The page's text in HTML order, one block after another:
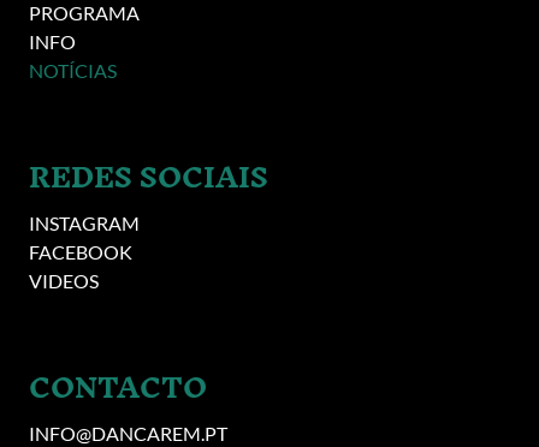
PROGRAMA
INFO
NOTÍCIAS
REDES SOCIAIS
INSTAGRAM
FACEBOOK
VIDEOS
CONTACTO
INFO@DANCAREM.PT